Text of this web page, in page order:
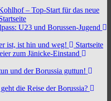
– Top-Start für das neue
U23 und Borussen-Jugend
ist, ist hin und weg!
Startseite
zum Jänicke-Einstand
und der Borussia guttun!
die Reise der Borussia?